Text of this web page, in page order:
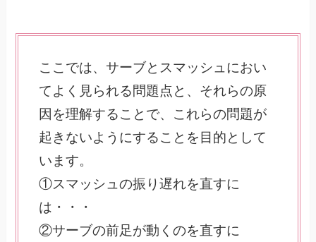
ここでは、サーブとスマッシュにおい
てよく見られる問題点と、それらの原
因を理解することで、これらの問題が
起きないようにすることを目的として
います。
①スマッシュの振り遅れを直すに
は・・・
②サーブの前足が動くのを直すに